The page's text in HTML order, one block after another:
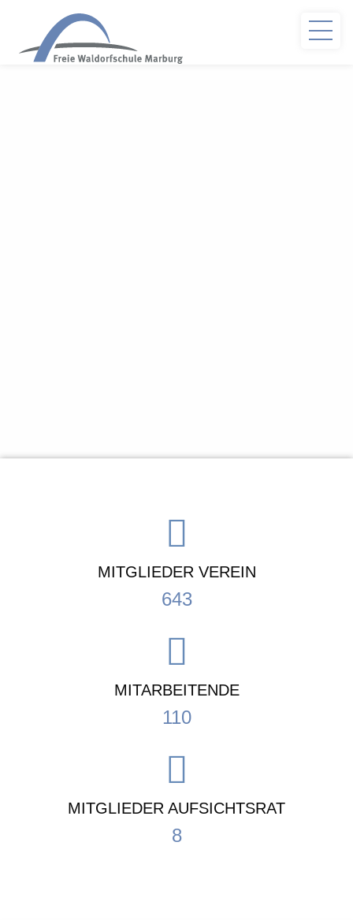
MITGLIEDER VEREIN
643
MITARBEITENDE
110
MITGLIEDER AUFSICHTSRAT
8